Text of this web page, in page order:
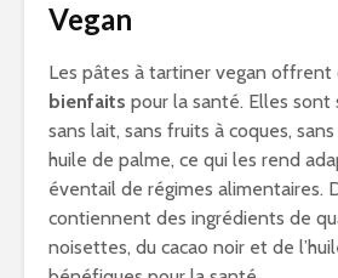
Vegan
Les pâtes à tartiner vegan offrent
bienfaits pour la santé. Elles sont
sans lait, sans fruits à coques,
huile de palme, ce qui les rend
éventail de régimes alimentaires.
contiennent des ingrédients de
noisettes, du cacao noir et de